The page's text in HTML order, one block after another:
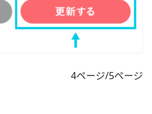
4ページ/5ページ